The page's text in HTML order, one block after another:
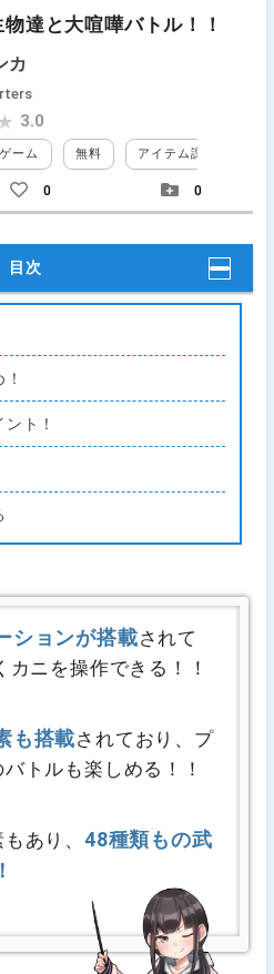
達と大喧嘩バトル！！
カ
ーム 無料 アイテム課金
3.0
0 0
目次
ト！
ションが搭載されて
カニを操作できる！！
も搭載されており、プ
トルも楽しめる！！
もあり、48種類もの武